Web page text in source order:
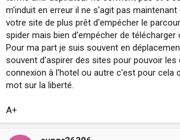
m'induit en erreur il ne s'agit pas maintenant
votre site de plus prêt d'empécher le
spider mais bien d'empécher de télécharger
Pour ma part je suis souvent en
souvent d'aspirer des sites pour pouvoir les
connexion à l'hotel ou autre c'est pour cela
mot sur la liberté.
A+